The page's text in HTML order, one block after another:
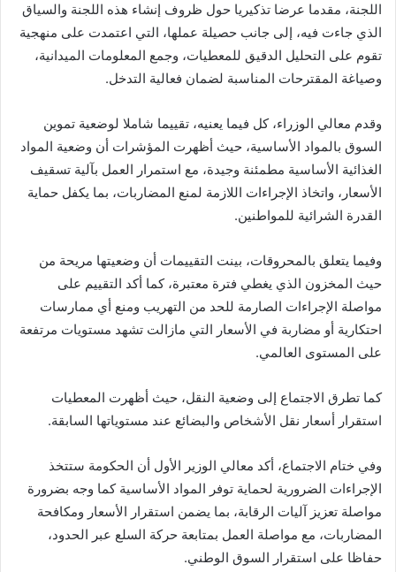
اللجنة، مقدما عرضا تذكيريا حول ظروف إنشاء هذه اللجنة والسياق
الذي جاءت فيه، إلى جانب حصيلة عملها، التي اعتمدت على منهجية
تقوم على التحليل الدقيق للمعطيات، وجمع المعلومات الميدانية،
وصياغة المقترحات المناسبة لضمان فعالية التدخل.
وقدم معالي الوزراء، كل فيما يعنيه، تقييما شاملا لوضعية تموين
السوق بالمواد الأساسية، حيث أظهرت المؤشرات أن وضعية المواد
الغذائية الأساسية مطمئنة وجيدة، مع استمرار العمل بآلية تسقيف
الأسعار، واتخاذ الإجراءات اللازمة لمنع المضاربات، بما يكفل حماية
القدرة الشرائية للمواطنين.
وفيما يتعلق بالمحروقات، بينت التقييمات أن وضعيتها مريحة من
حيث المخزون الذي يغطي فترة معتبرة، كما أكد التقييم على
مواصلة الإجراءات الصارمة للحد من التهريب ومنع أي ممارسات
احتكارية أو مضاربة في الأسعار التي مازالت تشهد مستويات مرتفعة
على المستوى العالمي.
كما تطرق الاجتماع إلى وضعية النقل، حيث أظهرت المعطيات
استقرار أسعار نقل الأشخاص والبضائع عند مستوياتها السابقة.
وفي ختام الاجتماع، أكد معالي الوزير الأول أن الحكومة ستتخذ
الإجراءات الضرورية لحماية توفر المواد الأساسية كما وجه بضرورة
مواصلة تعزيز آليات الرقابة، بما يضمن استقرار الأسعار ومكافحة
المضاربات، مع مواصلة العمل بمتابعة حركة السلع عبر الحدود،
حفاظا على استقرار السوق الوطني.